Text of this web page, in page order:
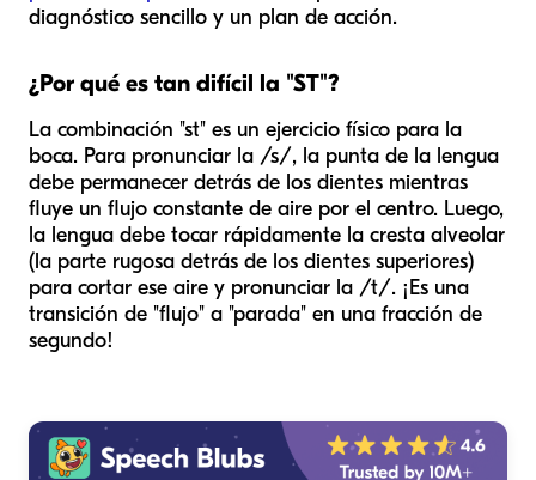
diagnóstico sencillo y un plan de acción.
¿Por qué es tan difícil la "ST"?
La combinación "st" es un ejercicio físico para la
boca. Para pronunciar la /s/, la punta de la lengua
debe permanecer detrás de los dientes mientras
fluye un flujo constante de aire por el centro. Luego,
la lengua debe tocar rápidamente la cresta alveolar
(la parte rugosa detrás de los dientes superiores)
para cortar ese aire y pronunciar la /t/. ¡Es una
transición de "flujo" a "parada" en una fracción de
segundo!